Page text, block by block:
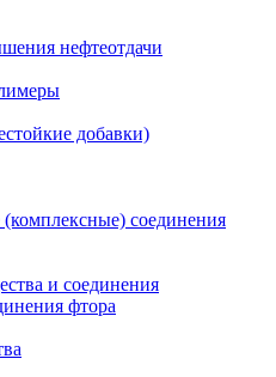
нефтеотдачи
добавки)
соединения
и соединения
фтора